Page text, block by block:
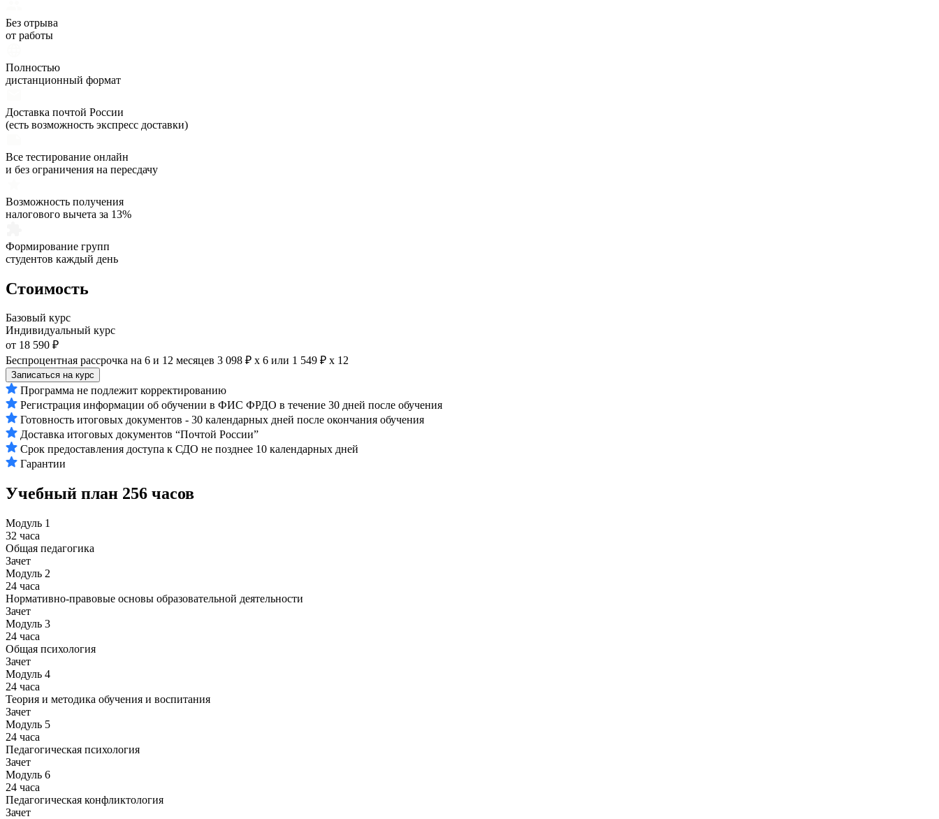
Без отрыва
от работы
Полностью
дистанционный формат
Доставка почтой России
(есть возможность экспресс доставки)
Все тестирование онлайн
и без ограничения на пересдачу
Возможность получения
налогового вычета за 13%
Формирование групп
студентов каждый день
Стоимость
Базовый курс
Индивидуальный курс
от 18 590 ₽
Беспроцентная рассрочка на 6 и 12 месяцев 3 098 ₽ х 6 или 1 549 ₽ х 12
Записаться на курс
Программа не подлежит корректированию
Регистрация информации об обучении в ФИС ФРДО в течение 30 дней после обучения
Готовность итоговых документов - 30 календарных дней после окончания обучения
Доставка итоговых документов “Почтой России”
Срок предоставления доступа к СДО не позднее 10 календарных дней
Гарантии
Учебный план 256 часов
Модуль 1
32 часа
Общая педагогика
Зачет
Модуль 2
24 часа
Нормативно-правовые основы образовательной деятельности
Зачет
Модуль 3
24 часа
Общая психология
Зачет
Модуль 4
24 часа
Теория и методика обучения и воспитания
Зачет
Модуль 5
24 часа
Педагогическая психология
Зачет
Модуль 6
24 часа
Педагогическая конфликтология
Зачет